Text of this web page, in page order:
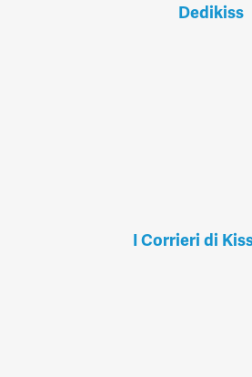
Dedikiss
I Corrieri di